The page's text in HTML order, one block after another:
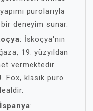
purolarıyla
deneyim sunar.
: İskoçya'nın
19. yüzyıldan
vermektedir.
Fox, klasik puro
: